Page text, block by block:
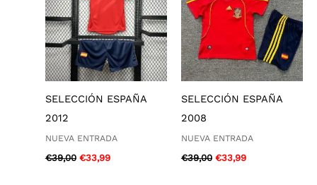
SELECCIÓN ESPAÑA
2012
NUEVA ENTRADA
€39,00 €33,99
SELECCIÓN ESPAÑA
2008
NUEVA ENTRADA
€39,00 €33,99